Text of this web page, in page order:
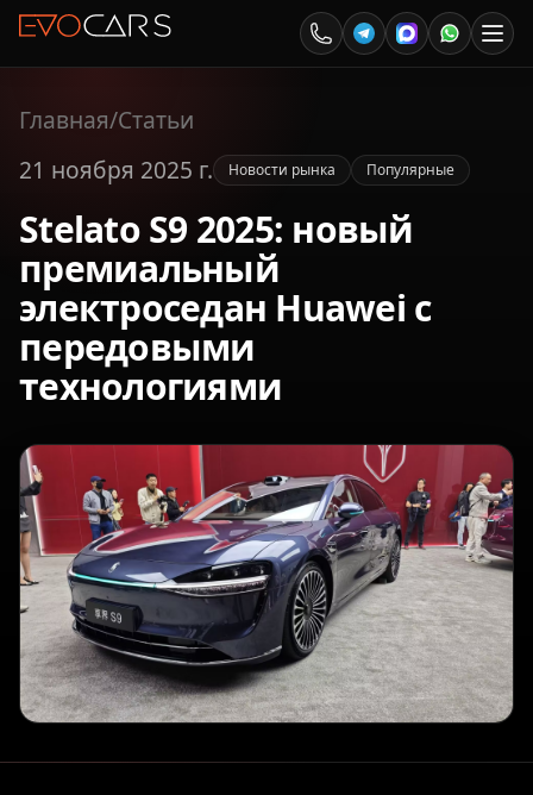
Главная/Статьи
21 ноября 2025 г.
Новости рынка Популярные
Stelato S9 2025: новый
премиальный
электроседан Huawei с
передовыми
технологиями